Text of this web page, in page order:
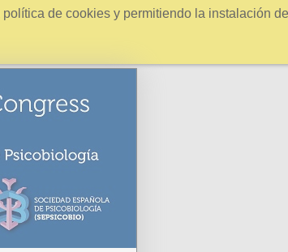
de cookies y permitiendo la instalación de